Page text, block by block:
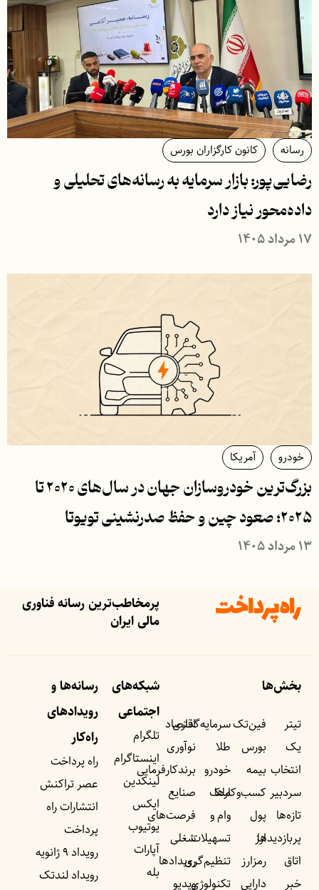
رسانه کانون کارگزاران بورس
رضایی‌پور: بازار سرمایه به رسانه‌های تحلیلی و
داده‌محور نیاز دارد
۱۷ مرداد ۱۴۰۵
خودرو آمریکا
بزرگ‌ترین خودروسازان جهان در سال‌های ۲۰۲۰ تا
۲۰۲۵؛ صعود چین و حفظ صدرنشینی تویوتا
۱۳ مرداد ۱۴۰۵
پرمخاطب‌ترین رسانه فناوری
مالی ایران
بخش‌ها
تیتر
یک
انتخاب
سردبیر
تازه‌ها
پربازدید‌ها
اتاق
خبر
فین‌تک
بورس
بیمه
کسب‌وکار‌ها
پول
ارز
رمزارز
دارایی
سرمایه‌گذاری
طلا
خودرو
ملک
وام و
تسهیلات
تنظیم‌گری
تکنولوژی
اقتصاد
نوآوری
برندکارفرمایی
صنایع
فرصت‌های
شغلی
رویداد‌ها
ویدیو
شبکه‌های
اجتماعی
تلگرام
اینستاگرام
لینکدین
ایکس
یوتیوب
آپارات
بله
رسانه‌ها و
رویداد‌های
راه‌کار
راه پرداخت
عصر تراکنش
انتشارات راه
پرداخت
رویداد ۹ ژانویه
رویداد لندتک